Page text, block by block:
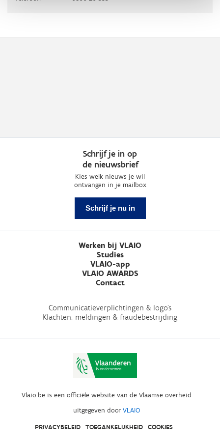
Schrijf je in op
de nieuwsbrief
Kies welk nieuws je wil
ontvangen in je mailbox
Schrijf je nu in
Werken bij VLAIO
Studies
VLAIO-app
VLAIO AWARDS
Contact
Communicatieverplichtingen & logo's
Klachten, meldingen & fraudebestrijding
Vlaio.be is een officiële website van de Vlaamse overheid
uitgegeven door VLAIO
PRIVACYBELEID TOEGANKELIJKHEID COOKIES